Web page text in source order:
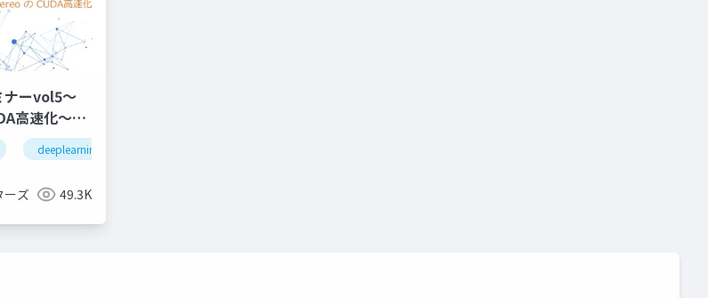
ナーvol5～
高速化～
deeplearning
ーズ 49.3K